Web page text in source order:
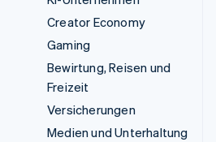
Creator Economy
Gaming
Bewirtung, Reisen und
Freizeit
Versicherungen
Medien und Unterhaltung